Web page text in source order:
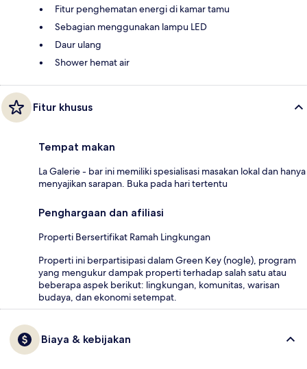
Fitur penghematan energi di kamar tamu
Sebagian menggunakan lampu LED
Daur ulang
Shower hemat air
Fitur khusus
Tempat makan
La Galerie - bar ini memiliki spesialisasi masakan lokal dan hanya
menyajikan sarapan. Buka pada hari tertentu
Penghargaan dan afiliasi
Properti Bersertifikat Ramah Lingkungan
Properti ini berpartisipasi dalam Green Key (nogle), program
yang mengukur dampak properti terhadap salah satu atau
beberapa aspek berikut: lingkungan, komunitas, warisan
budaya, dan ekonomi setempat.
Biaya & kebijakan